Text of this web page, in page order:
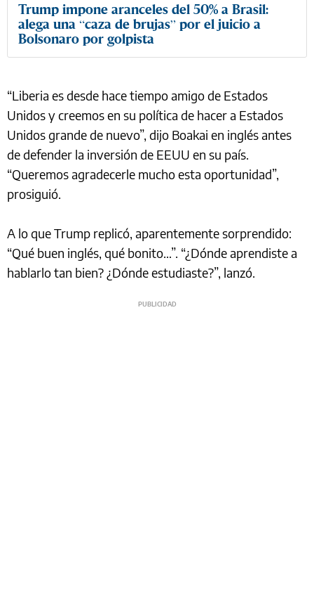
Trump impone aranceles del 50% a Brasil:
alega una “caza de brujas” por el juicio a
Bolsonaro por golpista
“Liberia es desde hace tiempo amigo de Estados
Unidos y creemos en su política de hacer a Estados
Unidos grande de nuevo”, dijo Boakai en inglés antes
de defender la inversión de EEUU en su país.
“Queremos agradecerle mucho esta oportunidad”,
prosiguió.
A lo que Trump replicó, aparentemente sorprendido:
“Qué buen inglés, qué bonito…”. “¿Dónde aprendiste a
hablarlo tan bien? ¿Dónde estudiaste?”, lanzó.